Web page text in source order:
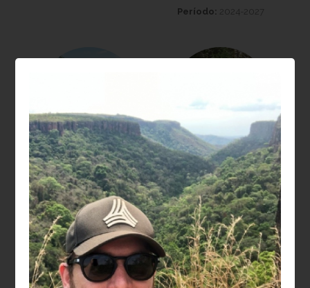
Período: 2024-2027
Laura Barbosa
Vedovato
Projeto:Recuperação
da biodiversidade e
estoques de carbono na
restauração de
paisagens florestais
Moisés Silveira
Lobão
Projeto:
Dendroclimatologia em
Sistemas agroflorestais
(SAFs): relações entre
sanidade, crescimento